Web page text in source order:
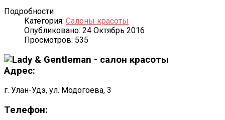
Подробности
Категория: Салоны красоты
Опубликовано: 24 Октябрь 2016
Просмотров: 535
Адрес:
г. Улан-Удэ, ул. Модогоева, 3
Телефон: